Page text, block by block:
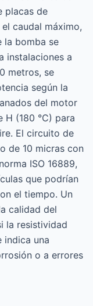
placas de
caudal máximo,
la bomba se
instalaciones a
metros, se
según la
del motor
H (180 °C) para
El circuito de
de 10 micras con
ISO 16889,
que podrían
el tiempo. Un
calidad del
la resistividad
indica una
o a errores